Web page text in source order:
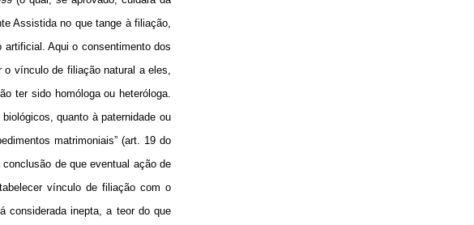
Assistida no que tange à filiação,
artificial. Aqui o consentimento dos
vínculo de filiação natural a eles,
ter sido homóloga ou heteróloga.
quanto à paternidade ou
matrimoniais” (art. 19 do
de que eventual ação de
vínculo de filiação com o
considerada inepta, a teor do que